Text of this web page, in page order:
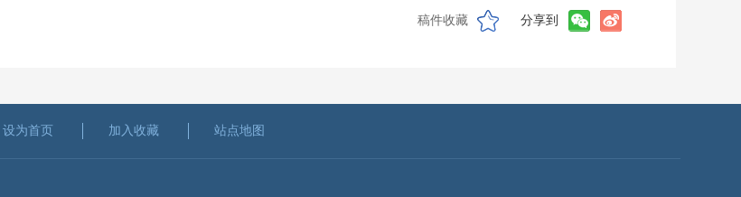
稿件收藏 分享到
设为首页 加入收藏 站点地图